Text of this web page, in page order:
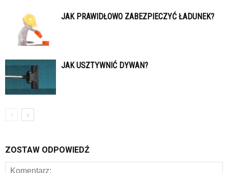
JAK PRAWIDŁOWO ZABEZPIECZYĆ ŁADUNEK?
JAK USZTYWNIĆ DYWAN?
ZOSTAW ODPOWIEDŹ